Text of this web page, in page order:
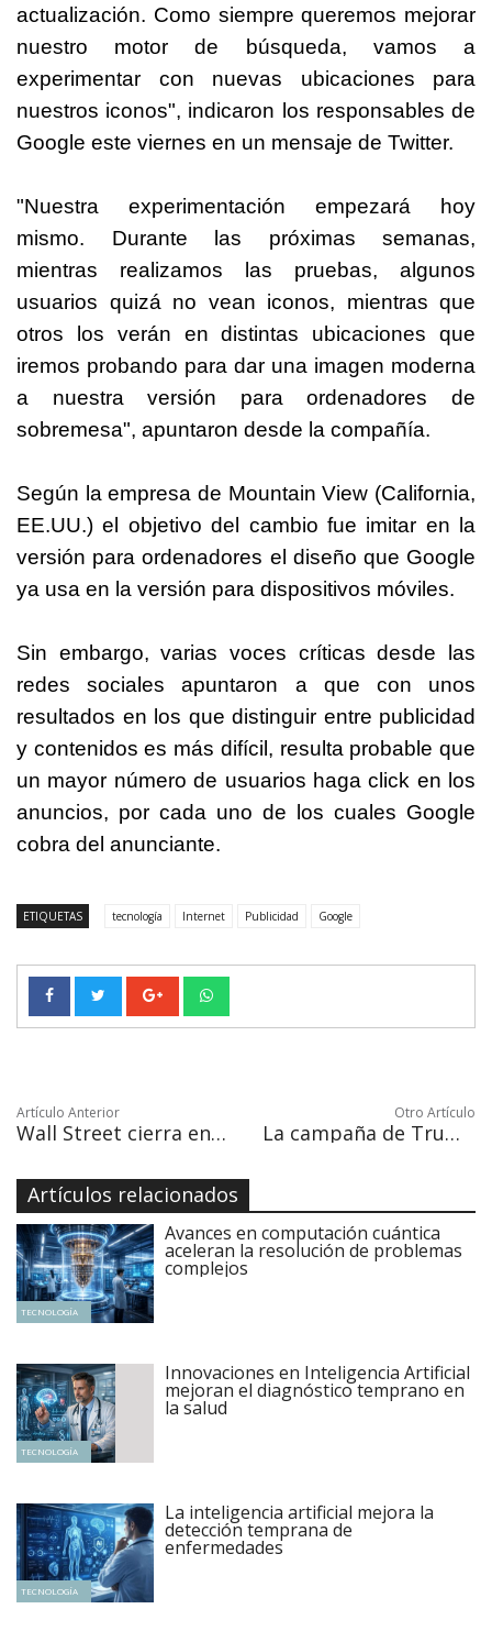
actualización. Como siempre queremos mejorar
nuestro motor de búsqueda, vamos a
experimentar con nuevas ubicaciones para
nuestros iconos", indicaron los responsables de
Google este viernes en un mensaje de Twitter.
"Nuestra experimentación empezará hoy
mismo. Durante las próximas semanas,
mientras realizamos las pruebas, algunos
usuarios quizá no vean iconos, mientras que
otros los verán en distintas ubicaciones que
iremos probando para dar una imagen moderna
a nuestra versión para ordenadores de
sobremesa", apuntaron desde la compañía.
Según la empresa de Mountain View (California,
EE.UU.) el objetivo del cambio fue imitar en la
versión para ordenadores el diseño que Google
ya usa en la versión para dispositivos móviles.
Sin embargo, varias voces críticas desde las
redes sociales apuntaron a que con unos
resultados en los que distinguir entre publicidad
y contenidos es más difícil, resulta probable que
un mayor número de usuarios haga click en los
anuncios, por cada uno de los cuales Google
cobra del anunciante.
ETIQUETAS tecnología Internet Publicidad Google
Artículo Anterior
Wall Street cierra en rojo por el miedo al avance del coronavirus
Otro Artículo
La campaña de Trump contra la embajadora de Ucrania sacude el "impeachment"
Artículos relacionados
TECNOLOGÍA
Avances en computación cuántica
aceleran la resolución de problemas
complejos
TECNOLOGÍA
Innovaciones en Inteligencia Artificial
mejoran el diagnóstico temprano en
la salud
TECNOLOGÍA
La inteligencia artificial mejora la
detección temprana de
enfermedades